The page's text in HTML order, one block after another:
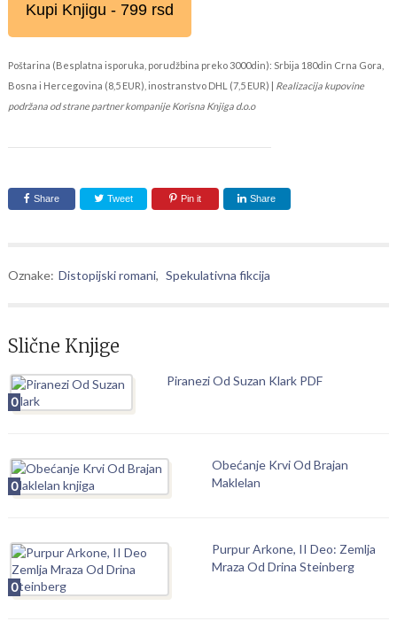
Kupi Knjigu - 799 rsd
Poštarina (Besplatna isporuka, porudžbina preko 3000din): Srbija 180din Crna Gora,
Bosna i Hercegovina (8,5 EUR), inostranstvo DHL (7,5 EUR) | Realizacija kupovine
podržana od strane partner kompanije Korisna Knjiga d.o.o
Share Tweet Pin it Share
Oznake: Distopijski romani, Spekulativna fikcija
Slične Knjige
0
Piranezi Od Suzan Klark PDF
0
Obećanje Krvi Od Brajan
Maklelan
0
Purpur Arkone, II Deo: Zemlja
Mraza Od Drina Steinberg